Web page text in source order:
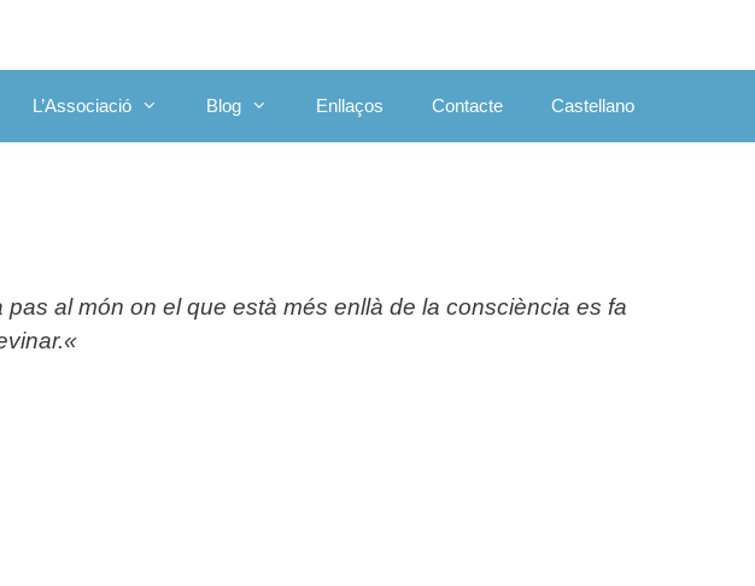
L’Associació Blog Enllaços Contacte Castellano
al món on el que està més enllà de la consciència es fa
«